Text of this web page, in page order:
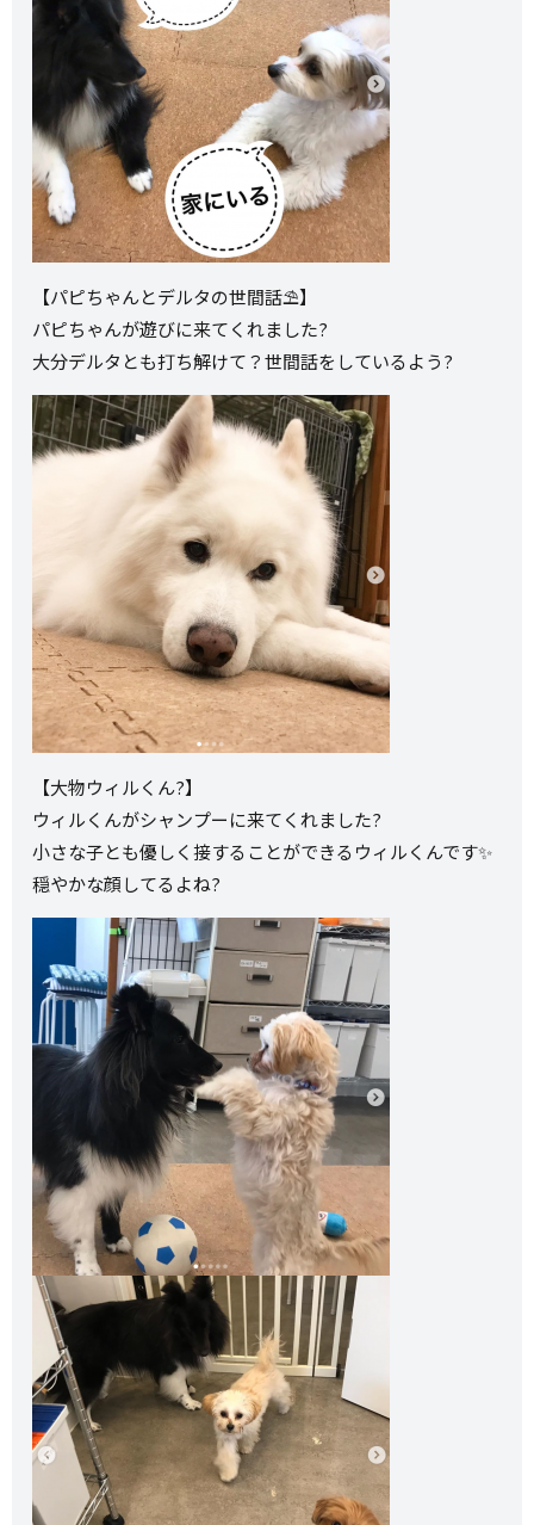
【パピちゃんとデルタの世間話⛱】
パピちゃんが遊びに来てくれました?
大分デルタとも打ち解けて？世間話をしているよう?
【大物ウィルくん?】
ウィルくんがシャンプーに来てくれました?
小さな子とも優しく接することができるウィルくんです✨
穏やかな顔してるよね?